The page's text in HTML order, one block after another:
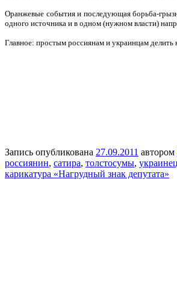
Оранжевые события и последующая борьба-
одного источника и в одном (нужном власти)
Главное: простым россиянам и украинцам делить
Запись опубликована 27.09.2011 автором
россиянин, сатира, толстосумы, украинец
карикатура «Нагрудный знак депутата»